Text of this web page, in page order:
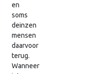
en
soms
deinzen
mensen
daarvoor
terug.
Wanneer